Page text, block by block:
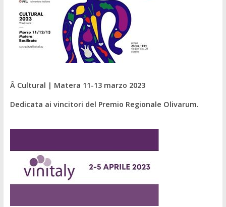
Â Cultural | Matera 11-13 marzo 2023
Dedicata ai vincitori del Premio Regionale Olivarum.